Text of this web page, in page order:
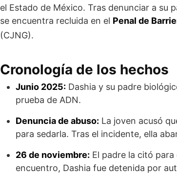
el Estado de México. Tras denunciar a su
se encuentra recluida en el Penal de
(CJNG).
Cronología de los hechos
Junio 2025: Dashia y su padre
prueba de ADN.
Denuncia de abuso: La joven acusó
para sedarla. Tras el incidente, ella
26 de noviembre: El padre la citó
encuentro, Dashia fue detenida por